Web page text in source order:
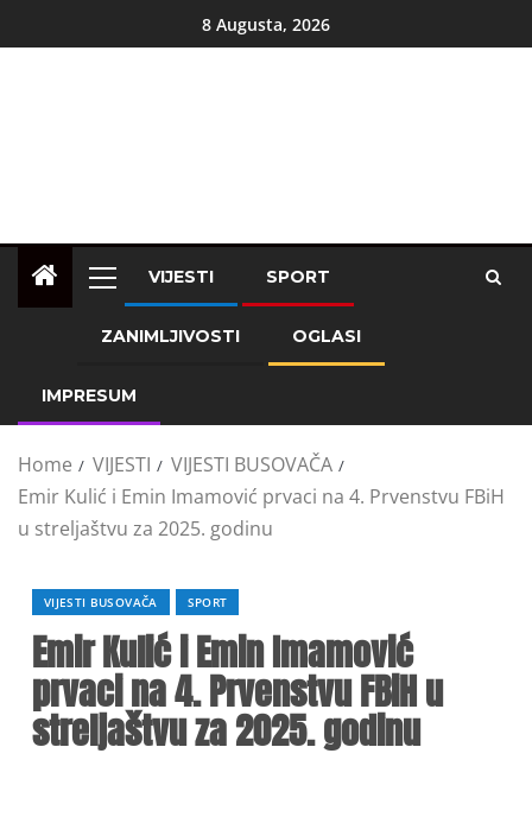
8 Augusta, 2026
VIJESTI SPORT
ZANIMLJIVOSTI OGLASI
IMPRESUM
Home VIJESTI
VIJESTI BUSOVAČA
Emir Kulić i Emin Imamović prvaci na 4. Prvenstvu FBiH
u streljaštvu za 2025. godinu
VIJESTI BUSOVAČA SPORT
Emir Kulić i Emin Imamović
prvaci na 4. Prvenstvu FBiH u
streljaštvu za 2025. godinu